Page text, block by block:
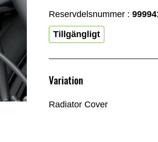
Reservdelsnummer :
Tillgängligt
Variation
Radiator Cover